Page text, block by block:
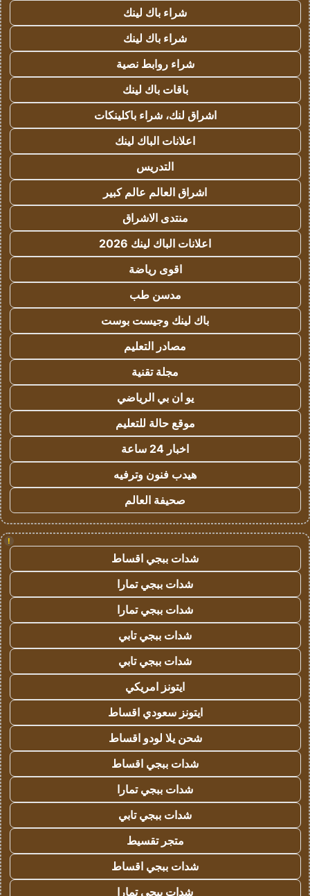
شراء باك لينك
شراء باك لينك
شراء روابط نصية
باقات باك لينك
اشراق لنك، شراء باكلينكات
اعلانات الباك لينك
التدريس
اشراق العالم عالم كبير
منتدى الاشراق
اعلانات الباك لينك 2026
اقوى رياضة
مدسن طب
باك لينك وجيست بوست
مصادر التعليم
مجلة تقنية
يو ان بي الرياضي
موقع حالة للتعليم
اخبار 24 ساعة
هيدب فنون وترفيه
صحيفة العالم
!
شدات ببجي اقساط
شدات ببجي تمارا
شدات ببجي تمارا
شدات ببجي تابي
شدات ببجي تابي
ايتونز امريكي
ايتونز سعودي اقساط
شحن يلا لودو اقساط
شدات ببجي اقساط
شدات ببجي تمارا
شدات ببجي تابي
متجر تقسيط
شدات ببجي اقساط
شدات ببجي تمارا